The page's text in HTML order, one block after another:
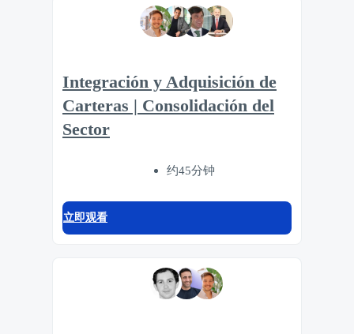
Integración y Adquisición de
Carteras | Consolidación del
Sector
约45分钟
立即观看